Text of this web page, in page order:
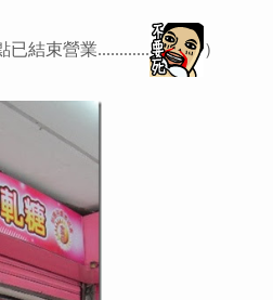
已結束營業............ ）